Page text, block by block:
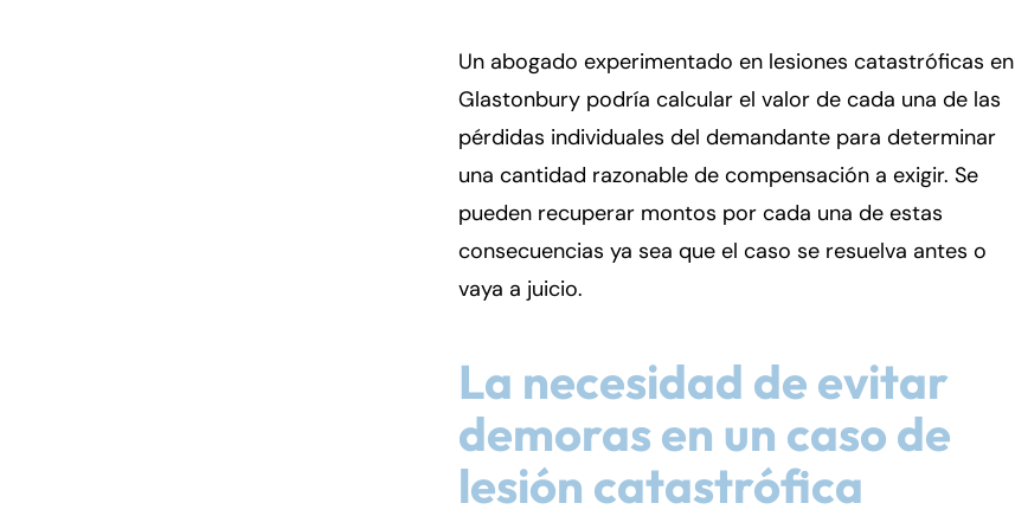
Un abogado experimentado en lesiones catastróficas en
Glastonbury podría calcular el valor de cada una de las
pérdidas individuales del demandante para determinar
una cantidad razonable de compensación a exigir. Se
pueden recuperar montos por cada una de estas
consecuencias ya sea que el caso se resuelva antes o
vaya a juicio.
La necesidad de evitar
demoras en un caso de
lesión catastrófica